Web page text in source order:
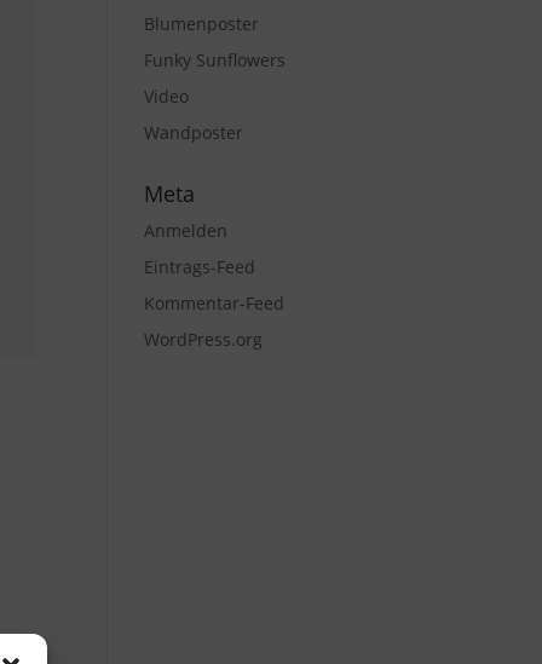
Blumenposter
Funky Sunflowers
Video
Wandposter
Meta
Anmelden
Eintrags-Feed
Kommentar-Feed
WordPress.org